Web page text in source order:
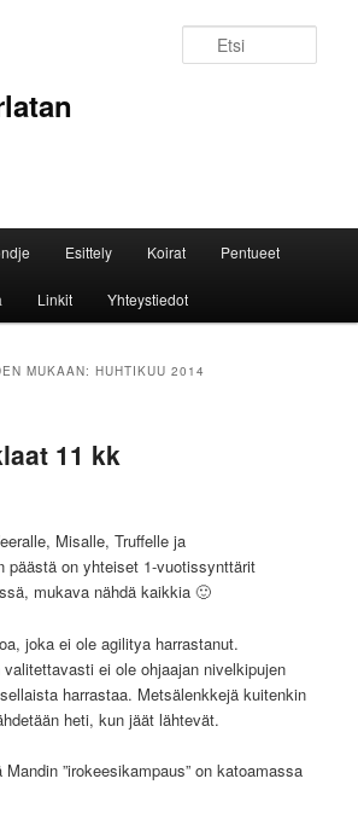
Esittely Koirat Pentueet
Linkit Yhteystiedot
MUKAAN:HUHTIKUU 2014
11 kk
Misalle, Truffelle ja
päästä on yhteiset 1-vuotissynttärit
mukava nähdä kaikkia 🙂
joka ei ole agilitya harrastanut.
ei ole ohjaajan nivelkipujen
harrastaa. Metsälenkkejä kuitenkin
heti, kun jäät lähtevät.
”irokeesikampaus” on katoamassa